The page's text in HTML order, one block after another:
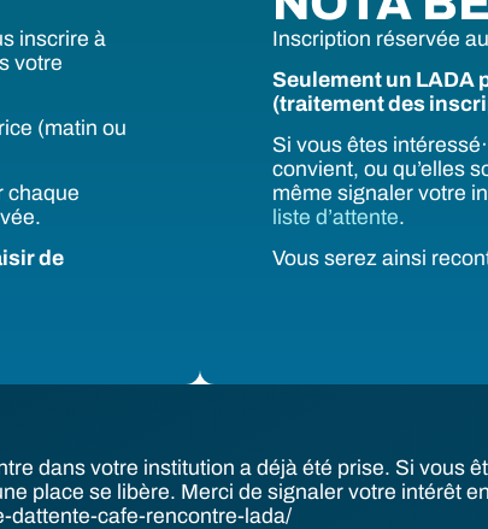
inscrire à
votre
(matin ou
chaque
de
Inscription réservée
Seulement un LADA
(traitement des
Si vous êtes
convient, ou qu’elles
même signaler votre
liste d’attente.
Vous serez ainsi
dans votre institution a déjà été prise. Si vous
place se libère. Merci de signaler votre intérêt
dattente-cafe-rencontre-lada/